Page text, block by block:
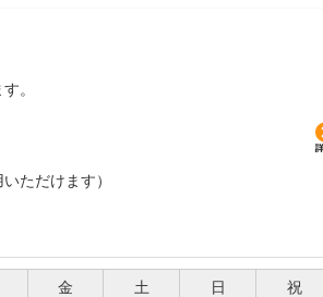
。
ただけます）
金 土 日 祝